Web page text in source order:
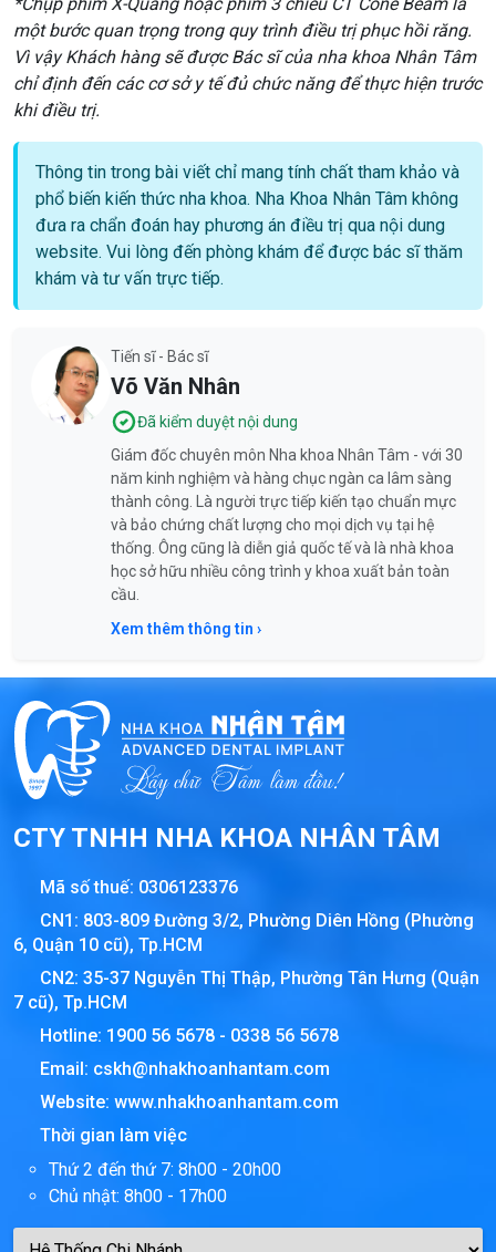
*Chụp phim X-Quang hoặc phim 3 chiều CT Cone Beam là
một bước quan trọng trong quy trình điều trị phục hồi răng.
Vì vậy Khách hàng sẽ được Bác sĩ của nha khoa Nhân Tâm
chỉ định đến các cơ sở y tế đủ chức năng để thực hiện trước
khi điều trị.
Thông tin trong bài viết chỉ mang tính chất tham khảo và
phổ biến kiến thức nha khoa. Nha Khoa Nhân Tâm không
đưa ra chẩn đoán hay phương án điều trị qua nội dung
website. Vui lòng đến phòng khám để được bác sĩ thăm
khám và tư vấn trực tiếp.
Tiến sĩ - Bác sĩ
Võ Văn Nhân
Đã kiểm duyệt nội dung
Giám đốc chuyên môn Nha khoa Nhân Tâm - với 30
năm kinh nghiệm và hàng chục ngàn ca lâm sàng
thành công. Là người trực tiếp kiến tạo chuẩn mực
và bảo chứng chất lượng cho mọi dịch vụ tại hệ
thống. Ông cũng là diễn giả quốc tế và là nhà khoa
học sở hữu nhiều công trình y khoa xuất bản toàn
cầu.
Xem thêm thông tin ›
CTY TNHH NHA KHOA NHÂN TÂM
Mã số thuế: 0306123376
CN1: 803-809 Đường 3/2, Phường Diên Hồng (Phường
6, Quận 10 cũ), Tp.HCM
CN2: 35-37 Nguyễn Thị Thập, Phường Tân Hưng (Quận
7 cũ), Tp.HCM
Hotline: 1900 56 5678 - 0338 56 5678
Email: cskh@nhakhoanhantam.com
Website: www.nhakhoanhantam.com
Thời gian làm việc
Thứ 2 đến thứ 7: 8h00 - 20h00
Chủ nhật: 8h00 - 17h00